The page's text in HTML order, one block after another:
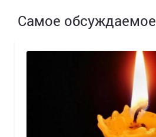
Самое обсуждаемое